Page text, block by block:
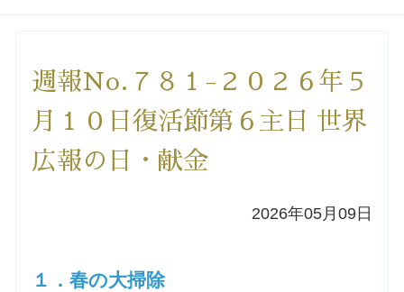
洗礼を希望される方
講座のご案内
シスター中島の講座
週報No.７８１-２０２６年５
月１０日復活節第６主日 世界
広報の日・献金
2026年05月09日
１．春の大掃除